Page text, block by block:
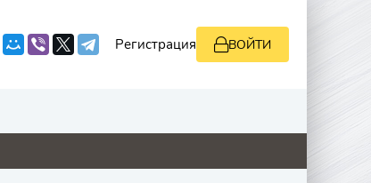
Регистрация ВОЙТИ
0 2.2 0